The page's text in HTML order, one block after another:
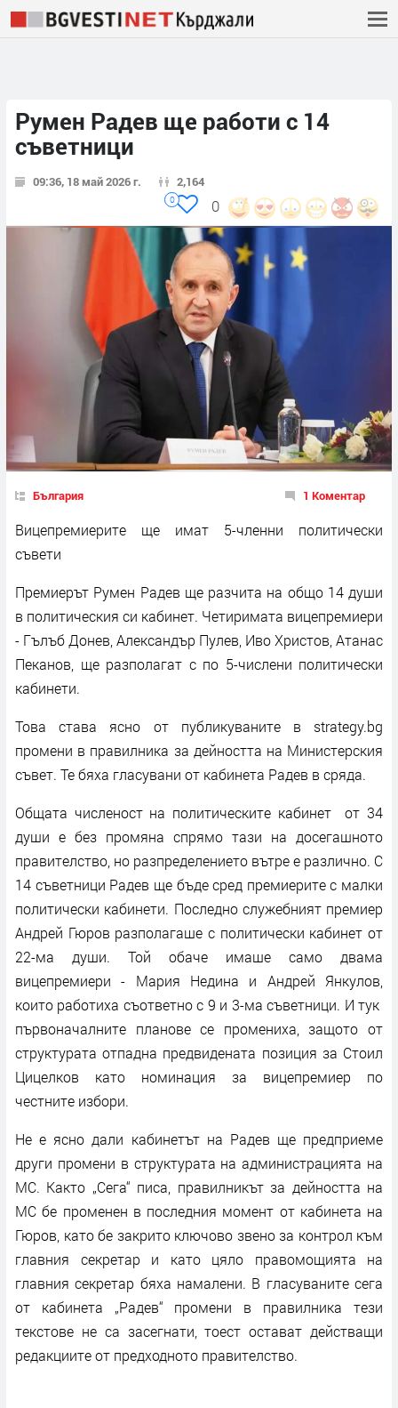
Румен Радев ще работи с 14
съветници
09:36, 18 май 2026 г. 2,164
0
0
България 1 Коментар
Вицепремиерите ще имат 5-членни политически
съвети
Премиерът Румен Радев ще разчита на общо 14 души
в политическия си кабинет. Четиримата вицепремиери
- Гълъб Донев, Александър Пулев, Иво Христов, Атанас
Пеканов, ще разполагат с по 5-числени политически
кабинети.
Това става ясно от публикуваните в strategy.bg
промени в правилника за дейността на Министерския
съвет. Те бяха гласувани от кабинета Радев в сряда.
Общата численост на политическите кабинет от 34
души е без промяна спрямо тази на досегашното
правителство, но разпределението вътре е различно. С
14 съветници Радев ще бъде сред премиерите с малки
политически кабинети. Последно служебният премиер
Андрей Гюров разполагаше с политически кабинет от
22-ма души. Той обаче имаше само двама
вицепремиери - Мария Недина и Андрей Янкулов,
които работиха съответно с 9 и 3-ма съветници. И тук
първоначалните планове се промениха, защото от
структурата отпадна предвидената позиция за Стоил
Цицелков като номинация за вицепремиер по
честните избори.
Не е ясно дали кабинетът на Радев ще предприеме
други промени в структурата на администрацията на
МС. Както „Сега“ писа, правилникът за дейността на
МС бе променен в последния момент от кабинета на
Гюров, като бе закрито ключово звено за контрол към
главния секретар и като цяло правомощията на
главния секретар бяха намалени. В гласуваните сега
от кабинета „Радев“ промени в правилника тези
текстове не са засегнати, тоест остават действащи
редакциите от предходното правителство.